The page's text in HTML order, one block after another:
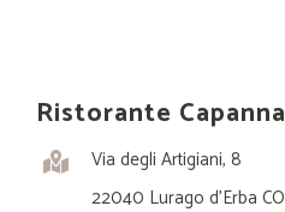
Ristorante Capanna
Via degli Artigiani, 8
22040 Lurago d’Erba CO